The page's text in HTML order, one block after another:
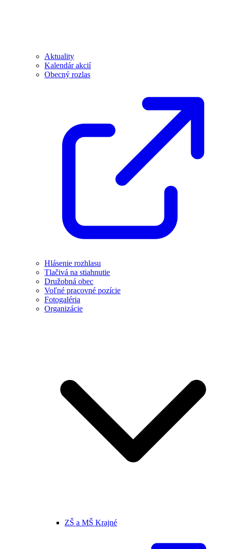
Aktuality
Kalendár akcií
Obecný rozlas
Hlásenie rozhlasu
Tlačivá na stiahnutie
Družobná obec
Voľné pracovné pozície
Fotogaléria
Organizácie
ZŠ a MŠ Krajné